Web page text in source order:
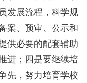
发展流程，科学规
案、预审、公示和
供必要的配套辅助
进；四是要继续培
先，努力培育学校